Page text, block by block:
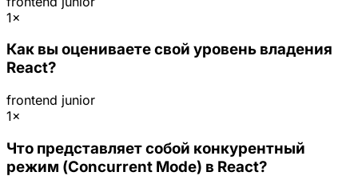
1×
Как вы оцениваете свой уровень владения
React?
frontend junior
1×
Что представляет собой конкурентный
режим (Concurrent Mode) в React?